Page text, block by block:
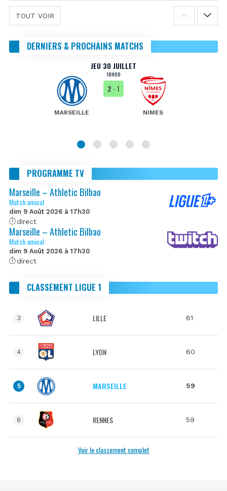
TOUT VOIR
DERNIERS & PROCHAINS MATCHS
JEU 30 JUILLET
18H00
MARSEILLE
2 - 1
NIMES
PROGRAMME TV
Marseille – Athletic Bilbao
Match amical
dim 9 Août 2026 à 17h30
direct
Marseille – Athletic Bilbao
Match amical
dim 9 Août 2026 à 17h30
direct
CLASSEMENT LIGUE 1
3 LILLE 61
4 LYON 60
5 MARSEILLE 59
6 RENNES 59
Voir le classement complet